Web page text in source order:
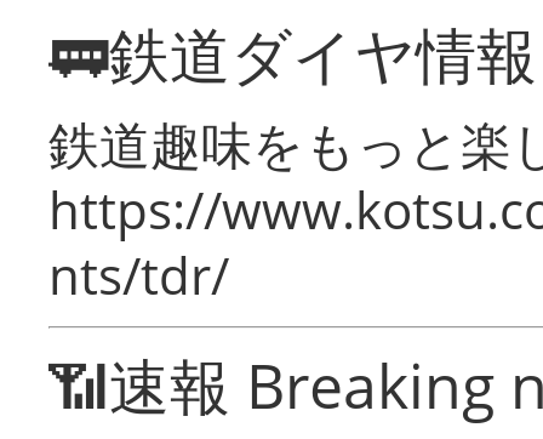
🚃鉄道ダイヤ情
鉄道趣味をもっと楽
https://
nts/tdr/
📶速報 Breaking